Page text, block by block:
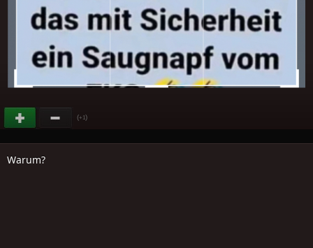
(+1)
Warum?